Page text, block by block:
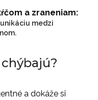
a zraneniam:
medzi
a dokáže si